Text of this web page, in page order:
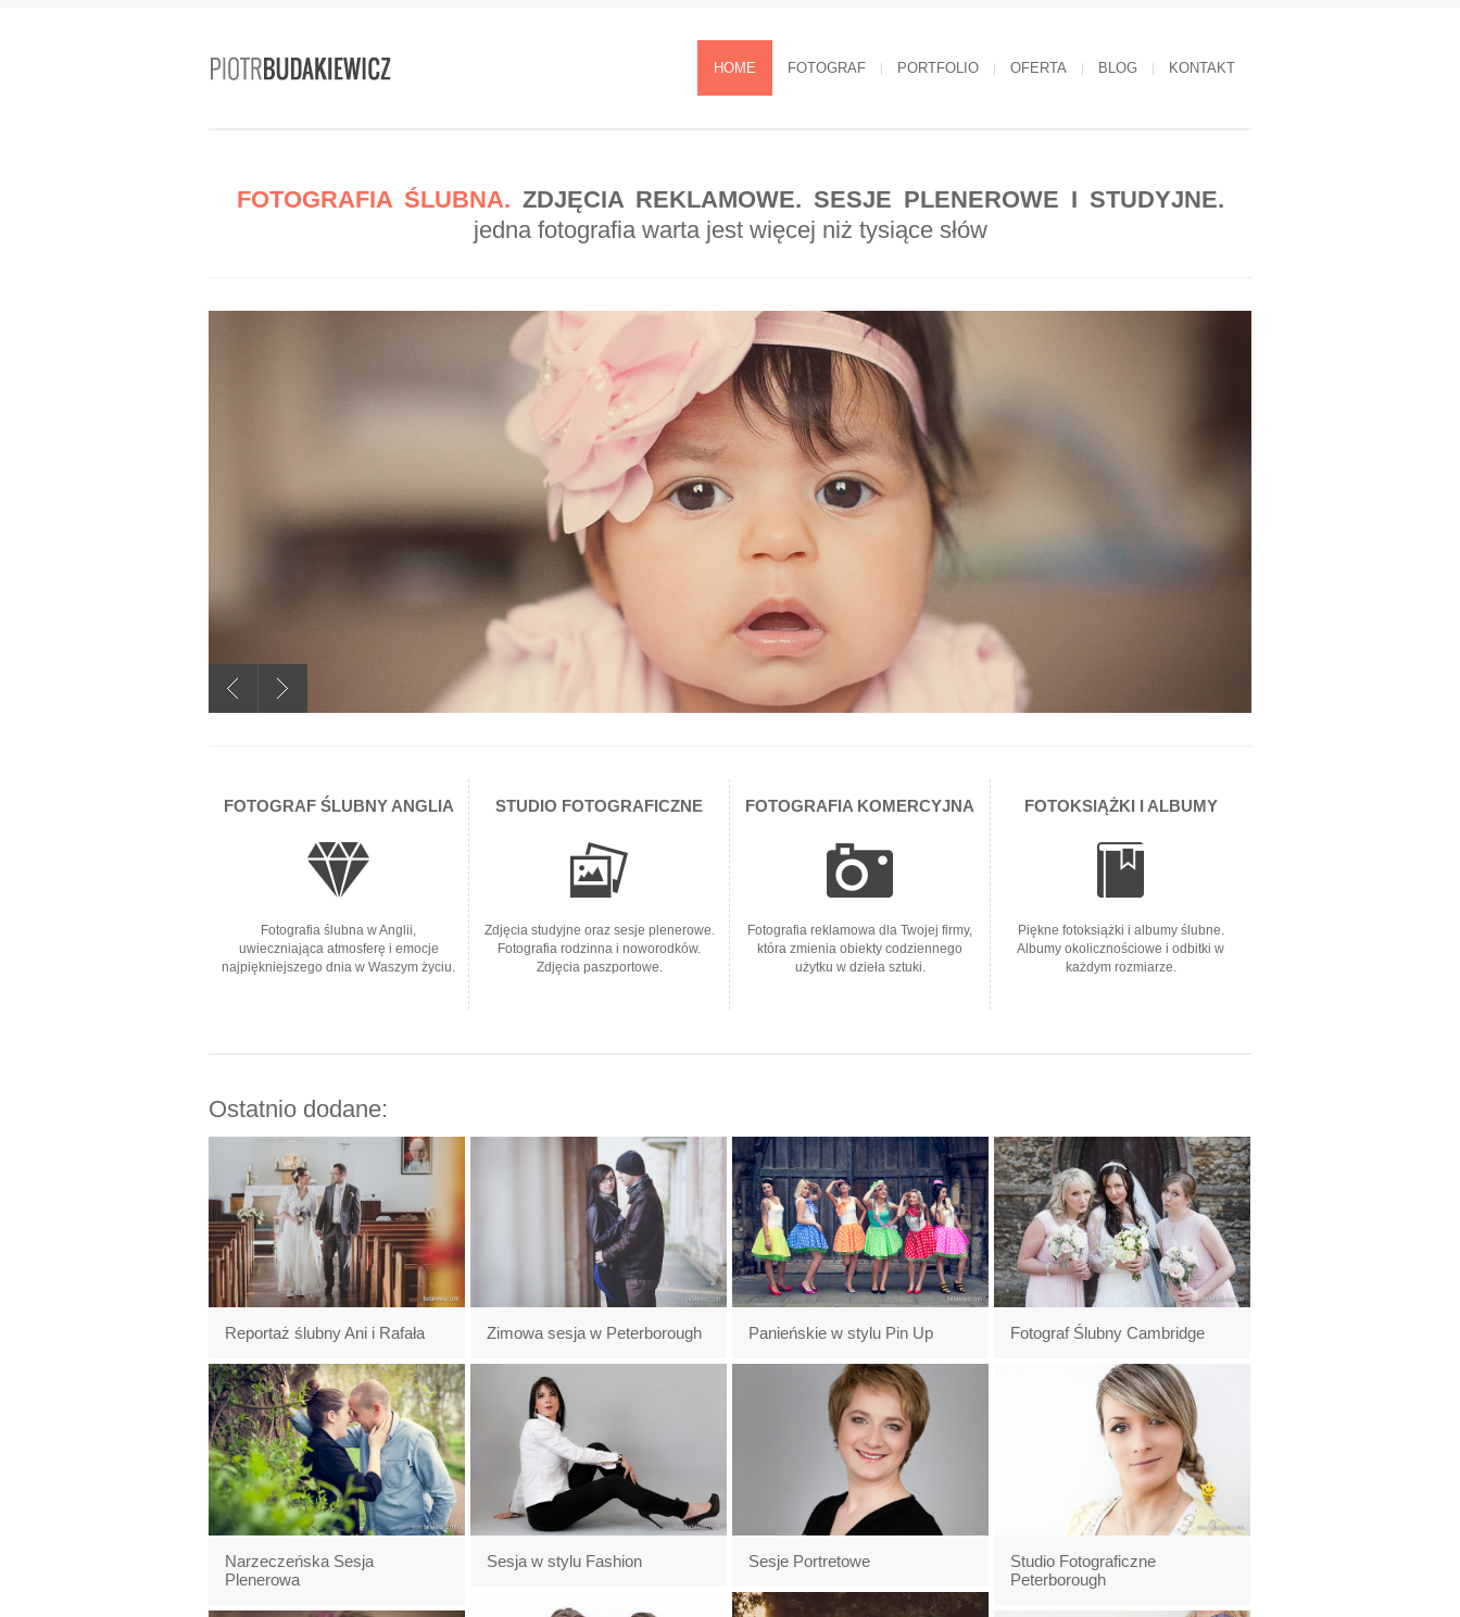
HOME FOTOGRAF PORTFOLIO OFERTA BLOG KONTAKT
FOTOGRAFIA ŚLUBNA. ZDJĘCIA REKLAMOWE. SESJE PLENEROWE I STUDYJNE.
jedna fotografia warta jest więcej niż tysiące słów
FOTOGRAF ŚLUBNY ANGLIA
Fotografia ślubna w Anglii,
uwieczniająca atmosferę i emocje
najpiękniejszego dnia w Waszym życiu.
STUDIO FOTOGRAFICZNE
Zdjęcia studyjne oraz sesje plenerowe.
Fotografia rodzinna i noworodków.
Zdjęcia paszportowe.
FOTOGRAFIA KOMERCYJNA
Fotografia reklamowa dla Twojej firmy,
która zmienia obiekty codziennego
użytku w dzieła sztuki.
FOTOKSIĄŻKI I ALBUMY
Piękne fotoksiążki i albumy ślubne.
Albumy okolicznościowe i odbitki w
każdym rozmiarze.
Ostatnio dodane:
Reportaż ślubny Ani i Rafała Zimowa sesja w Peterborough Panieńskie w stylu Pin Up Fotograf Ślubny Cambridge
Narzeczeńska Sesja
Plenerowa
Sesja w stylu Fashion Sesje Portretowe
Studio Fotograficzne
Peterborough